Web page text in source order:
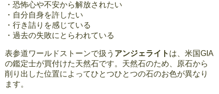
・恐怖心や不安から解放されたい
・自分自身を許したい
・行き詰りを感じている
・過去の失敗にとらわれている
表参道ワールドストーンで扱う アンジェライト は、米国GIA
の鑑定士が買付けた天然石です。天然石のため、原石から
削り出した位置によってひとつひとつの石のお色が異なり
ます。